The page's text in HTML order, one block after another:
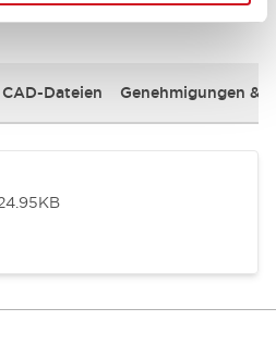
CAD-Dateien Genehmigungen &